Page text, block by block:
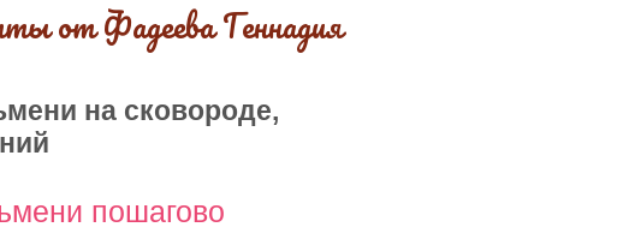
от Фадеева Геннадия
на сковороде,
пошагово